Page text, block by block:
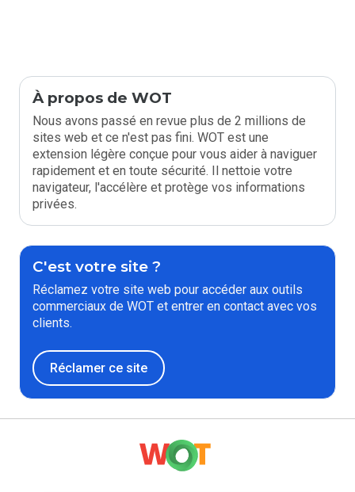
À propos de WOT
Nous avons passé en revue plus de 2 millions de
sites web et ce n'est pas fini. WOT est une
extension légère conçue pour vous aider à naviguer
rapidement et en toute sécurité. Il nettoie votre
navigateur, l'accélère et protège vos informations
privées.
C'est votre site ?
Réclamez votre site web pour accéder aux outils
commerciaux de WOT et entrer en contact avec vos
clients.
Réclamer ce site